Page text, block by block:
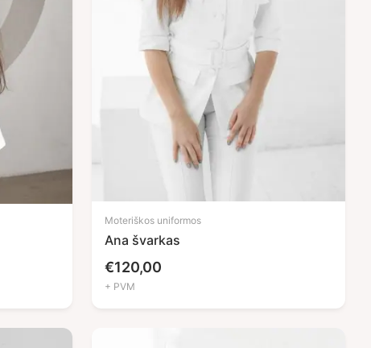
Moteriškos uniformos
Ana švarkas
€120,00
+ PVM